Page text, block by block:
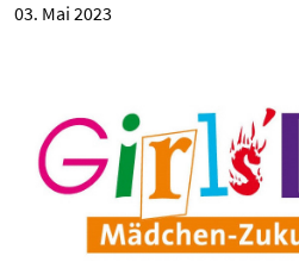
03. Mai 2023